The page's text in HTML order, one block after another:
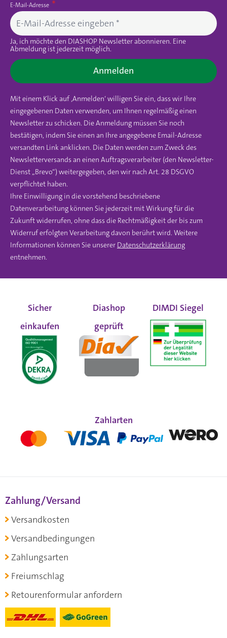
E-Mail-Adresse
Ja, ich möchte den DIASHOP Newsletter abonnieren. Eine
Abmeldung ist jederzeit möglich.
Anmelden
Mit einem Klick auf ‚Anmelden‘ willigen Sie ein, dass wir Ihre
eingegebenen Daten verwenden, um Ihnen regelmäßig einen
Newsletter zu schicken. Die Anmeldung müssen Sie noch
bestätigen, indem Sie einen an Ihre angegebene Email-Adresse
versandten Link anklicken. Die Daten werden zum Zweck des
Newsletterversands an einen Auftragsverarbeiter (den Newsletter-
Dienst „Brevo“) weitergegeben, den wir nach Art. 28 DSGVO
verpflichtet haben.
Ihre Einwilligung in die vorstehend beschriebene
Datenverarbeitung können Sie jederzeit mit Wirkung für die
Zukunft widerrufen, ohne dass die Rechtmäßigkeit der bis zum
Widerruf erfolgten Verarbeitung davon berührt wird. Weitere
Informationen können Sie unserer Datenschutzerklärung
entnehmen.
Sicher
einkaufen
Diashop
geprüft
DIMDI Siegel
Zahlarten
Zahlung/Versand
Versandkosten
Versandbedingungen
Zahlungsarten
Freiumschlag
Retourenformular anfordern